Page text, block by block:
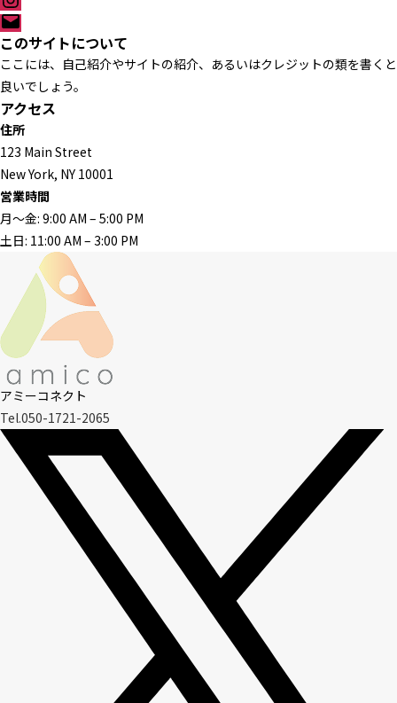
e
b
o
o
k
i
t
t
e
r
n
s
t
a
g
r
a
m
メ
ー
ル
このサイトについて
ここには、自己紹介やサイトの紹介、あるいはクレジットの類を書くと
良いでしょう。
アクセス
住所
123 Main Street
New York, NY 10001
営業時間
月〜金: 9:00 AM – 5:00 PM
土日: 11:00 AM – 3:00 PM
アミーコネクト
Tel.050-1721-2065